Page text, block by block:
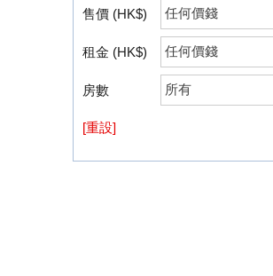
售價 (HK$)
租金 (HK$)
房數
[重設]